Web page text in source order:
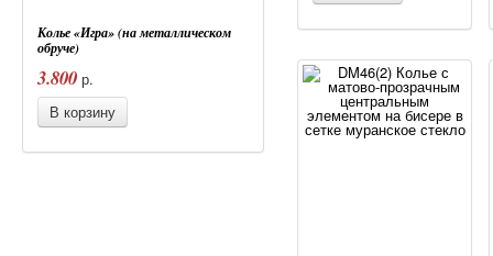
Колье «Игра» (на металлическом
обруче)
3.800 р.
В корзину